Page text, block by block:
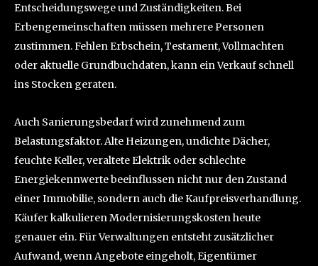
Entscheidungswege und Zuständigkeiten. Bei
Erbengemeinschaften müssen mehrere Personen
zustimmen. Fehlen Erbschein, Testament, Vollmachten
oder aktuelle Grundbuchdaten, kann ein Verkauf schnell
ins Stocken geraten.
Auch Sanierungsbedarf wird zunehmend zum
Belastungsfaktor. Alte Heizungen, undichte Dächer,
feuchte Keller, veraltete Elektrik oder schlechte
Energiekennwerte beeinflussen nicht nur den Zustand
einer Immobilie, sondern auch die Kaufpreisverhandlung.
Käufer kalkulieren Modernisierungskosten heute
genauer ein. Für Verwaltungen entsteht zusätzlicher
Aufwand, wenn Angebote eingeholt, Eigentümer